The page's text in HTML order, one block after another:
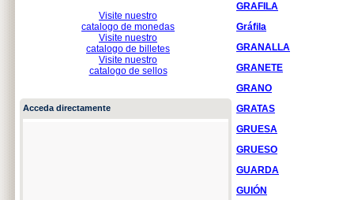
Visite nuestro
catalogo de monedas
Visite nuestro
catalogo de billetes
Visite nuestro
catalogo de sellos
Acceda directamente
GRAFILA
Gráfila
GRANALLA
GRANETE
GRANO
GRATAS
GRUESA
GRUESO
GUARDA
GUIÓN